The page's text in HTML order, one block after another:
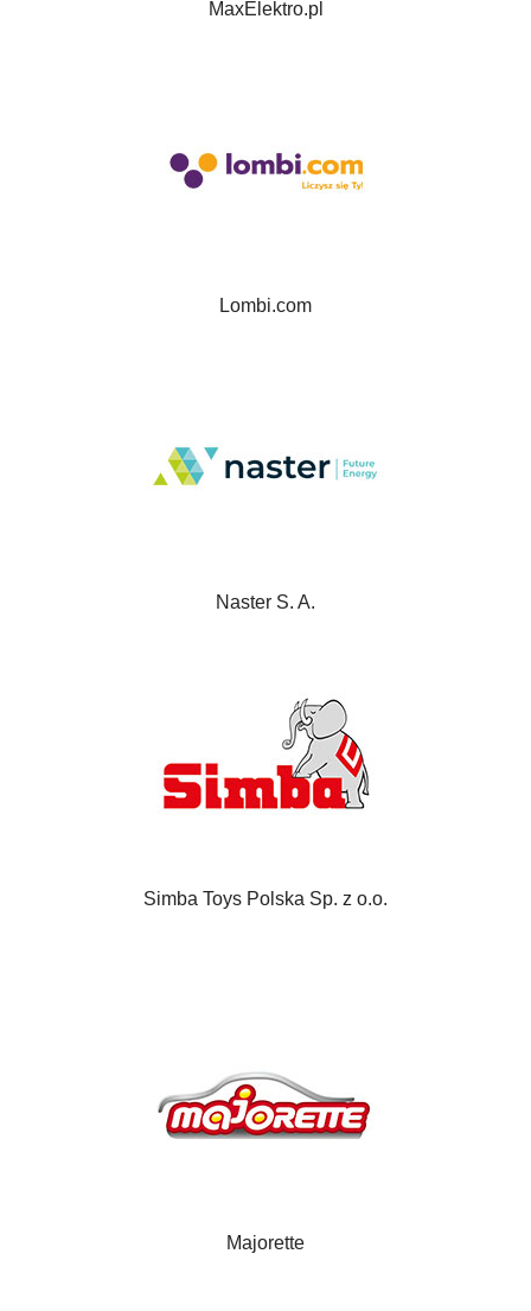
MaxElektro.pl
Lombi.com
Naster S. A.
Simba Toys Polska Sp. z o.o.
Majorette